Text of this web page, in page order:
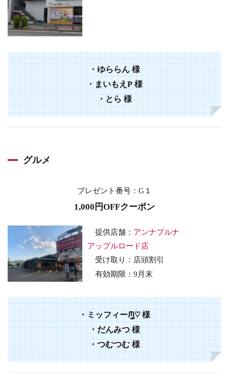
・ゆららん様
・まいもえP 様
・とら様
グルメ
プレゼント番号 ：G１
1,000円OFFクーポン
提供店舗： アンナプルナ
アップルロード店
受け取り：店頭割引
有効期限：9 月末
・ミッフィーᙏ̤̫͚♡様
・だんみつ様
・つむつむ様